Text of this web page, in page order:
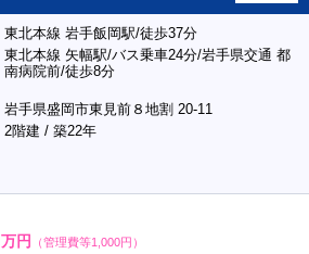
東北本線 岩手飯岡駅/徒歩37分
東北本線 矢幅駅/バス乗車24分/岩手県交通 都
南病院前/徒歩8分
岩手県盛岡市東見前８地割 20-11
2階建 / 築22年
万円 （管理費等1,000円）